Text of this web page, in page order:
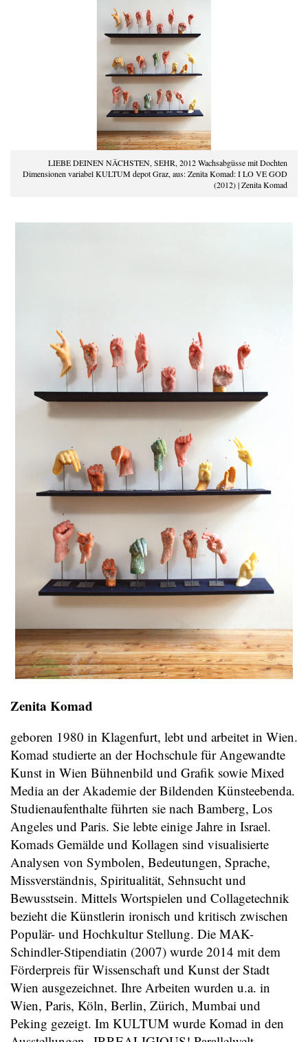
LIEBE DEINEN NÄCHSTEN, SEHR, 2012 Wachsabgüsse mit Dochten
Dimensionen variabel KULTUM depot Graz, aus: Zenita Komad: I LO VE GOD
(2012) | Zenita Komad
Zenita Komad
geboren 1980 in Klagenfurt, lebt und arbeitet in Wien.
Komad studierte an der Hochschule für Angewandte
Kunst in Wien Bühnenbild und Grafik sowie Mixed
Media an der Akademie der Bildenden Künsteebenda.
Studienaufenthalte führten sie nach Bamberg, Los
Angeles und Paris. Sie lebte einige Jahre in Israel.
Komads Gemälde und Kollagen sind visualisierte
Analysen von Symbolen, Bedeutungen, Sprache,
Missverständnis, Spiritualität, Sehnsucht und
Bewusstsein. Mittels Wortspielen und Collagetechnik
bezieht die Künstlerin ironisch und kritisch zwischen
Populär- und Hochkultur Stellung. Die MAK-
Schindler-Stipendiatin (2007) wurde 2014 mit dem
Förderpreis für Wissenschaft und Kunst der Stadt
Wien ausgezeichnet. Ihre Arbeiten wurden u.a. in
Wien, Paris, Köln, Berlin, Zürich, Mumbai und
Peking gezeigt. Im KULTUM wurde Komad in den